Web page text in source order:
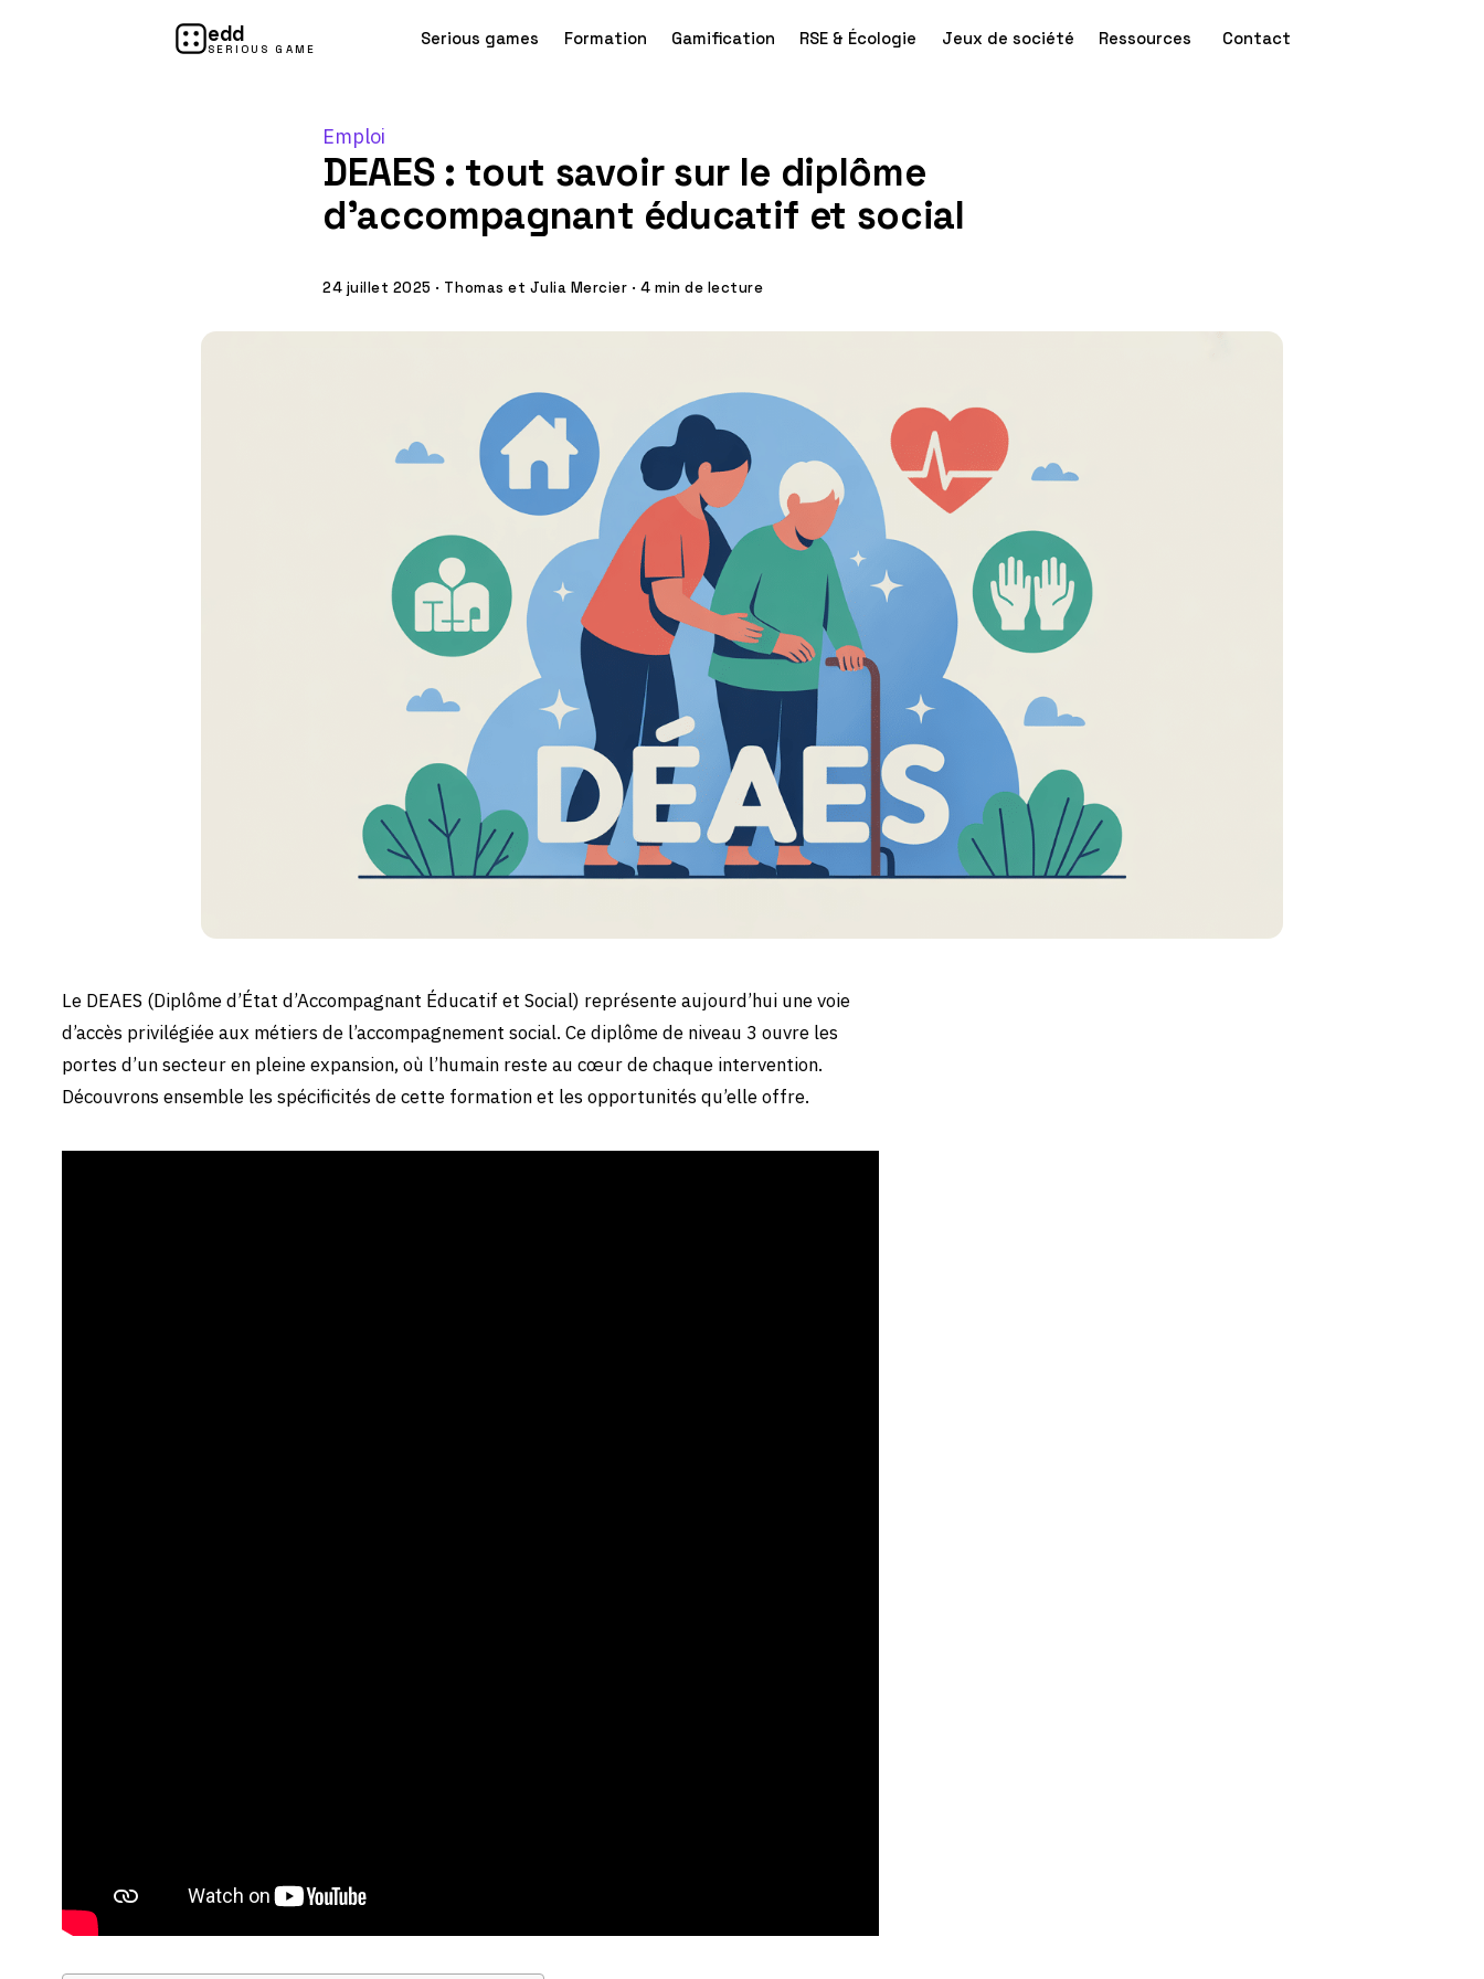
edd
SERIOUS GAME
Serious games Formation Gamification RSE & Écologie Jeux de société Ressources Contact
Emploi
DEAES : tout savoir sur le diplôme
d’accompagnant éducatif et social
24 juillet 2025 · Thomas et Julia Mercier · 4 min de lecture
Le DEAES (Diplôme d’État d’Accompagnant Éducatif et Social) représente aujourd’hui une voie
d’accès privilégiée aux métiers de l’accompagnement social. Ce diplôme de niveau 3 ouvre les
portes d’un secteur en pleine expansion, où l’humain reste au cœur de chaque intervention.
Découvrons ensemble les spécificités de cette formation et les opportunités qu’elle offre.